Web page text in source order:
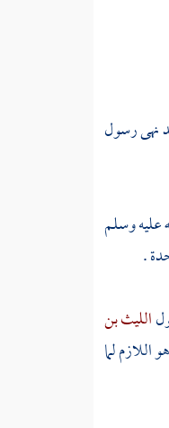
نهى رسول
عليه وسلم
.
الليث بن
لما